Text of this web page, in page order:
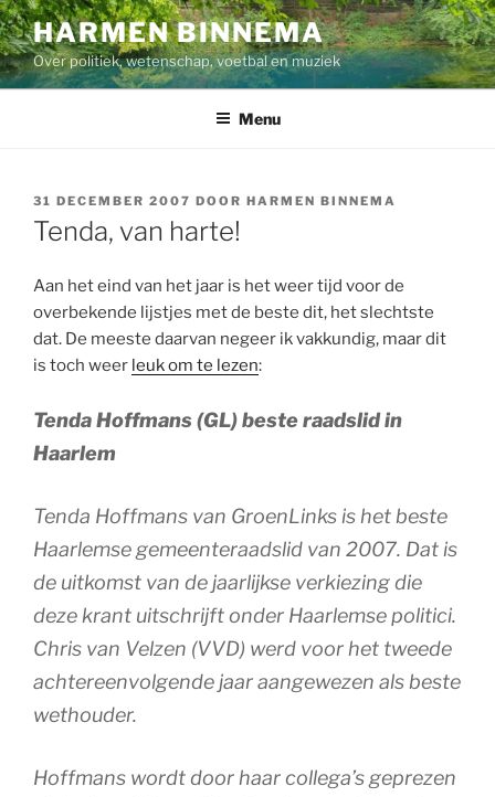
Ga
naar
de
inhoud
HARMEN BINNEMA
Over politiek, wetenschap, voetbal en muziek
Menu
GEPLAATST
OP
31 DECEMBER 2007 DOOR HARMEN BINNEMA
Tenda, van harte!
Aan het eind van het jaar is het weer tijd voor de
overbekende lijstjes met de beste dit, het slechtste
dat. De meeste daarvan negeer ik vakkundig, maar dit
is toch weer leuk om te lezen:
Tenda Hoffmans (GL) beste raadslid in
Haarlem
Tenda Hoffmans van GroenLinks is het beste
Haarlemse gemeenteraadslid van 2007. Dat is
de uitkomst van de jaarlijkse verkiezing die
deze krant uitschrijft onder Haarlemse politici.
Chris van Velzen (VVD) werd voor het tweede
achtereenvolgende jaar aangewezen als beste
wethouder.
Hoffmans wordt door haar collega’s geprezen